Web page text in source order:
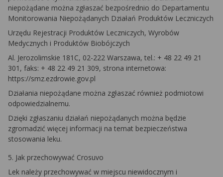
niepożądane można zgłaszać bezpośrednio do Departamentu
Monitorowania Niepożądanych Działań Produktów Leczniczych
Urzędu Rejestracji Produktów Leczniczych, Wyrobów
Medycznych i Produktów Biobójczych
Al. Jerozolimskie 181C, 02-222 Warszawa, tel.: + 48 22 49 21
301, faks: + 48 22 49 21 309, strona internetowa:
https://smz.ezdrowie.gov.pl
Działania niepożądane można zgłaszać również podmiotowi
odpowiedzialnemu.
Dzięki zgłaszaniu działań niepożądanych można będzie
zgromadzić więcej informacji na temat bezpieczeństwa
stosowania leku.
5. Jak przechowywać Crosuvo
Lek należy przechowywać w miejscu niewidocznym i